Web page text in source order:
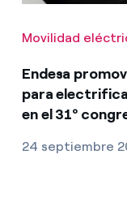
Movilidad
Endesa
para
en el 31º
24 septiembre